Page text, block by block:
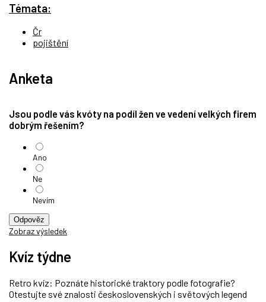
Témata:
Čr
pojištění
Anketa
Jsou podle vás kvóty na podíl žen ve vedení velkých firem
dobrým řešením?
Ano
Ne
Nevím
Odpověz
Zobraz výsledek
Kvíz týdne
Retro kvíz: Poznáte historické traktory podle fotografie?
Otestujte své znalosti československých i světových legend